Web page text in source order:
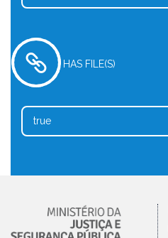
HAS FILE(S)
true